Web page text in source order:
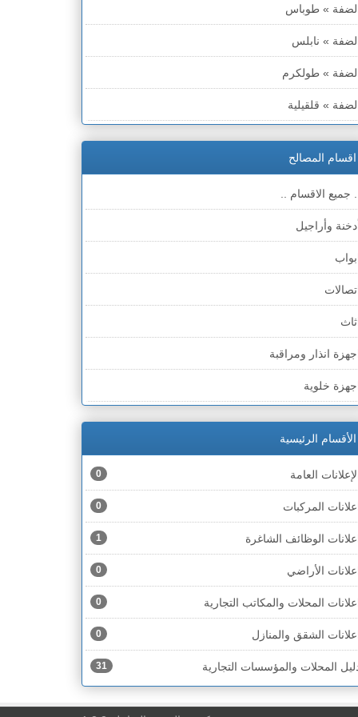
» طوباس
» نابلس
» طولكرم
» قلقيلية
الضفة » رام الله والبيره
» أريحا
» الخليل
» بيت لحم
غزة
الأخضر » حيفا
الأخضر » رهط
الأخضر » أم الفحم
الأخضر » الناصرة
الأخضر » عكا ونهاريا
الأخضر » الجليل
الأخضر » مرج ابن عامر
الأخضر » البطوف
الأخضر » الجولان
الأخضر » الشارون
الأخضر » القدس
اقسام المصالح
.. جميع الاقسام ..
وأراجيل
انذار ومراقبة
خلوية
اجهزة كهربائية
مكتبية
رياضية
صحية
كهربائية
منزلية
الأقسام الرئيسية
العامة 0
المركبات 0
الوظائف الشاغرة 1
الأراضي 0
المحلات والمكاتب التجارية 0
الشقق والمنازل 0
المحلات والمؤسسات التجارية 31